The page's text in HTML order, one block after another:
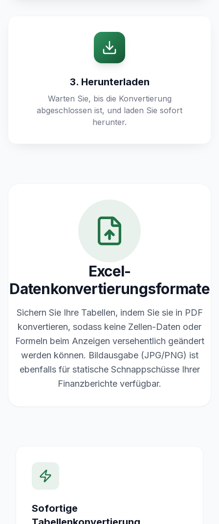
3. Herunterladen
Warten Sie, bis die Konvertierung
abgeschlossen ist, und laden Sie sofort
herunter.
Excel-
Datenkonvertierungsformate
Sichern Sie Ihre Tabellen, indem Sie sie in PDF
konvertieren, sodass keine Zellen-Daten oder
Formeln beim Anzeigen versehentlich geändert
werden können. Bildausgabe (JPG/PNG) ist
ebenfalls für statische Schnappschüsse Ihrer
Finanzberichte verfügbar.
Sofortige